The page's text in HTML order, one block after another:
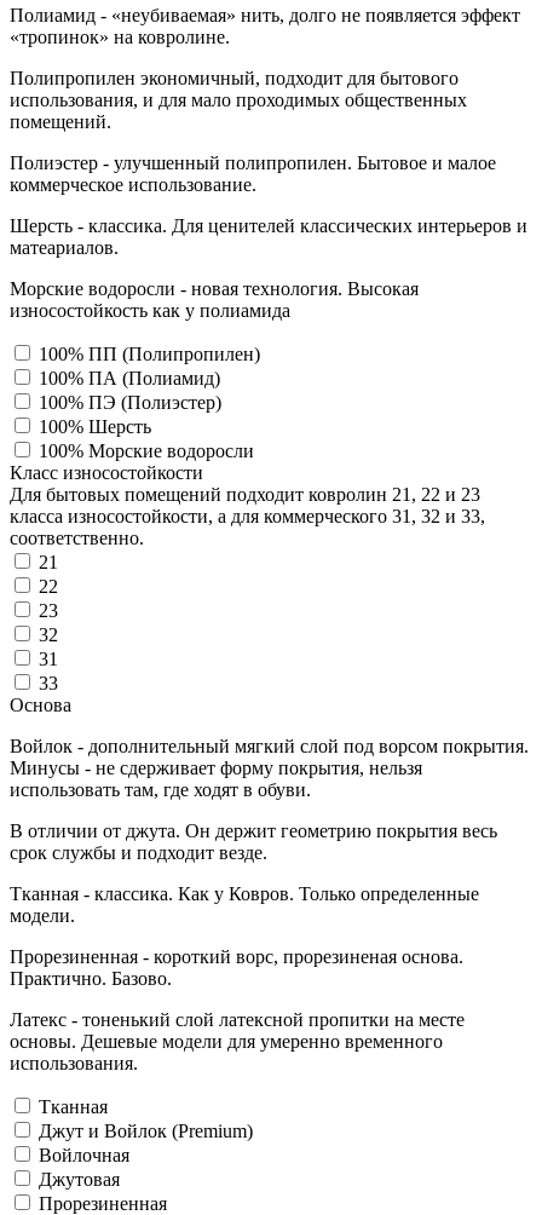
Полиамид - «неубиваемая» нить, долго не появляется эффект
«тропинок» на ковролине.
Полипропилен экономичный, подходит для бытового
использования, и для мало проходимых общественных
помещений.
Полиэстер - улучшенный полипропилен. Бытовое и малое
коммерческое использование.
Шерсть - классика. Для ценителей классических интерьеров и
матеариалов.
Морские водоросли - новая технология. Высокая
износостойкость как у полиамида
100% ПП (Полипропилен)
100% ПА (Полиамид)
100% ПЭ (Полиэстер)
100% Шерсть
100% Морские водоросли
Класс износостойкости
Для бытовых помещений подходит ковролин 21, 22 и 23
класса износостойкости, а для коммерческого 31, 32 и 33,
соответственно.
21
22
23
32
31
33
Основа
Войлок - дополнительный мягкий слой под ворсом покрытия.
Минусы - не сдерживает форму покрытия, нельзя
использовать там, где ходят в обуви.
В отличии от джута. Он держит геометрию покрытия весь
срок службы и подходит везде.
Тканная - классика. Как у Ковров. Только определенные
модели.
Прорезиненная - короткий ворс, прорезиненая основа.
Практично. Базово.
Латекс - тоненький слой латексной пропитки на месте
основы. Дешевые модели для умеренно временного
использования.
Тканная
Джут и Войлок (Premium)
Войлочная
Джутовая
Прорезиненная